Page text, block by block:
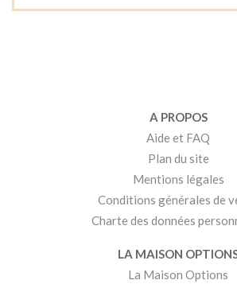
A PROPOS
Aide et FAQ
Plan du site
Mentions légales
Conditions générales de
Charte des données
LA MAISON
La Maison Options